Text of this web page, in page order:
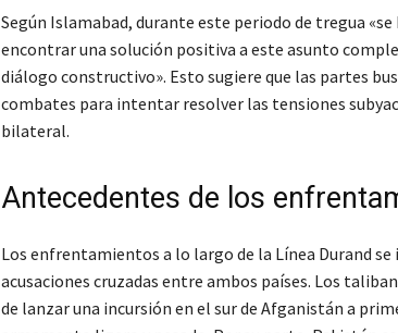
Según Islamabad, durante este periodo de tregua
encontrar una solución positiva a este asunto
diálogo constructivo». Esto sugiere que las partes
combates para intentar resolver las tensiones
bilateral.
Antecedentes de los
Los enfrentamientos a lo largo de la Línea Durand
acusaciones cruzadas entre ambos países. Los
de lanzar una incursión en el sur de Afganistán a